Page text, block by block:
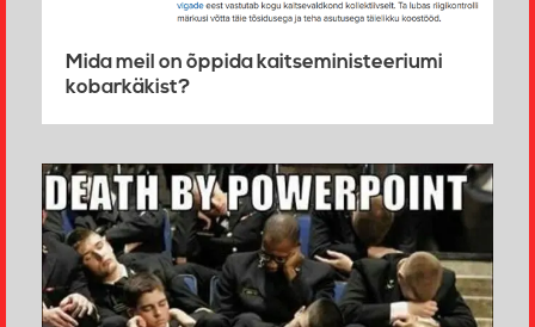
Mida meil on õppida kaitseministeeriumi
kobarkäkist?